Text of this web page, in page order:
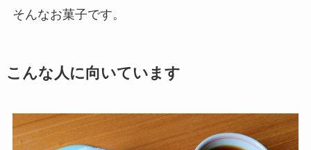
そんなお菓子です。
こんな人に向いています